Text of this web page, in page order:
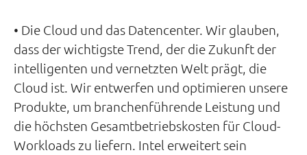
• Die Cloud und das Datencenter. Wir glauben,
dass der wichtigste Trend, der die Zukunft der
intelligenten und vernetzten Welt prägt, die
Cloud ist. Wir entwerfen und optimieren unsere
Produkte, um branchenführende Leistung und
die höchsten Gesamtbetriebskosten für Cloud-
Workloads zu liefern. Intel erweitert sein